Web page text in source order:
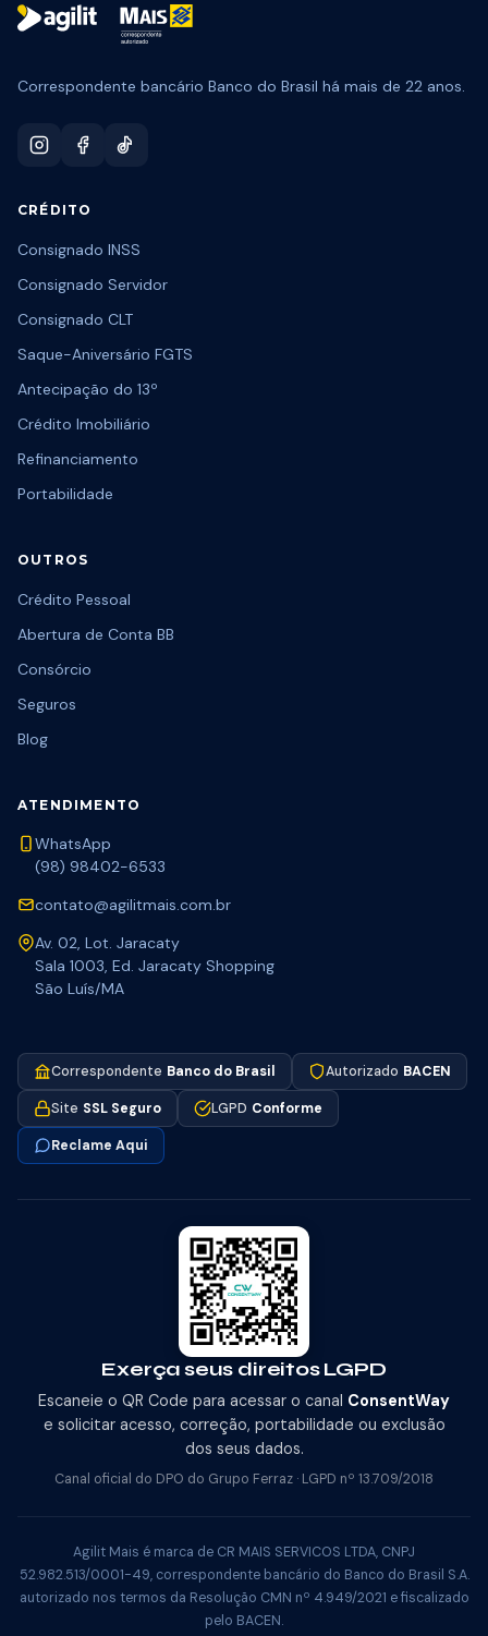
Correspondente bancário Banco do Brasil há mais de 22 anos.
CRÉDITO
Consignado INSS
Consignado Servidor
Consignado CLT
Saque-Aniversário FGTS
Antecipação do 13º
Crédito Imobiliário
Refinanciamento
Portabilidade
OUTROS
Crédito Pessoal
Abertura de Conta BB
Consórcio
Seguros
Blog
ATENDIMENTO
WhatsApp
(98) 98402-6533
contato@agilitmais.com.br
Av. 02, Lot. Jaracaty
Sala 1003, Ed. Jaracaty Shopping
São Luís/MA
Correspondente Banco do Brasil Autorizado BACEN
Site SSL Seguro LGPD Conforme
Reclame Aqui
Exerça seus direitos LGPD
Escaneie o QR Code para acessar o canal ConsentWay
e solicitar acesso, correção, portabilidade ou exclusão
dos seus dados.
Canal oficial do DPO do Grupo Ferraz · LGPD nº 13.709/2018
Agilit Mais é marca de CR MAIS SERVICOS LTDA, CNPJ
52.982.513/0001-49, correspondente bancário do Banco do Brasil S.A.
autorizado nos termos da Resolução CMN nº 4.949/2021 e fiscalizado
pelo BACEN.